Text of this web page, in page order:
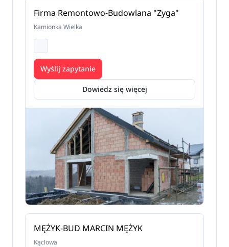
Firma Remontowo-Budowlana "Zyga"
Kamionka Wielka
Dowiedz się więcej
Wyślij zapytanie
MĘŻYK-BUD MARCIN MĘŻYK
Kąclowa